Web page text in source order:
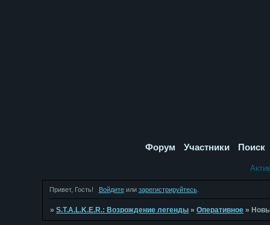
Форум Участники Поиск
Привет, Гость! Войдитеили зарегистрируйтесь.
»S.T.A.L.K.E.R.: Возрождение легенды »Оперативное »